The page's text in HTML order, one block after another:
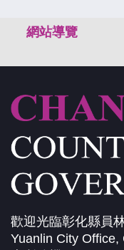
網站導覽
歡迎光臨彰化縣員
Yuanlin City